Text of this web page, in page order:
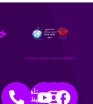
تلفن
پشتیبانی: